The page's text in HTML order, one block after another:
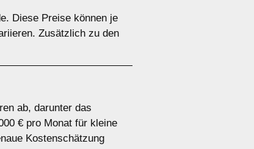
Diese Preise können je
Zusätzlich zu den
ab, darunter das
€ pro Monat für kleine
Kostenschätzung